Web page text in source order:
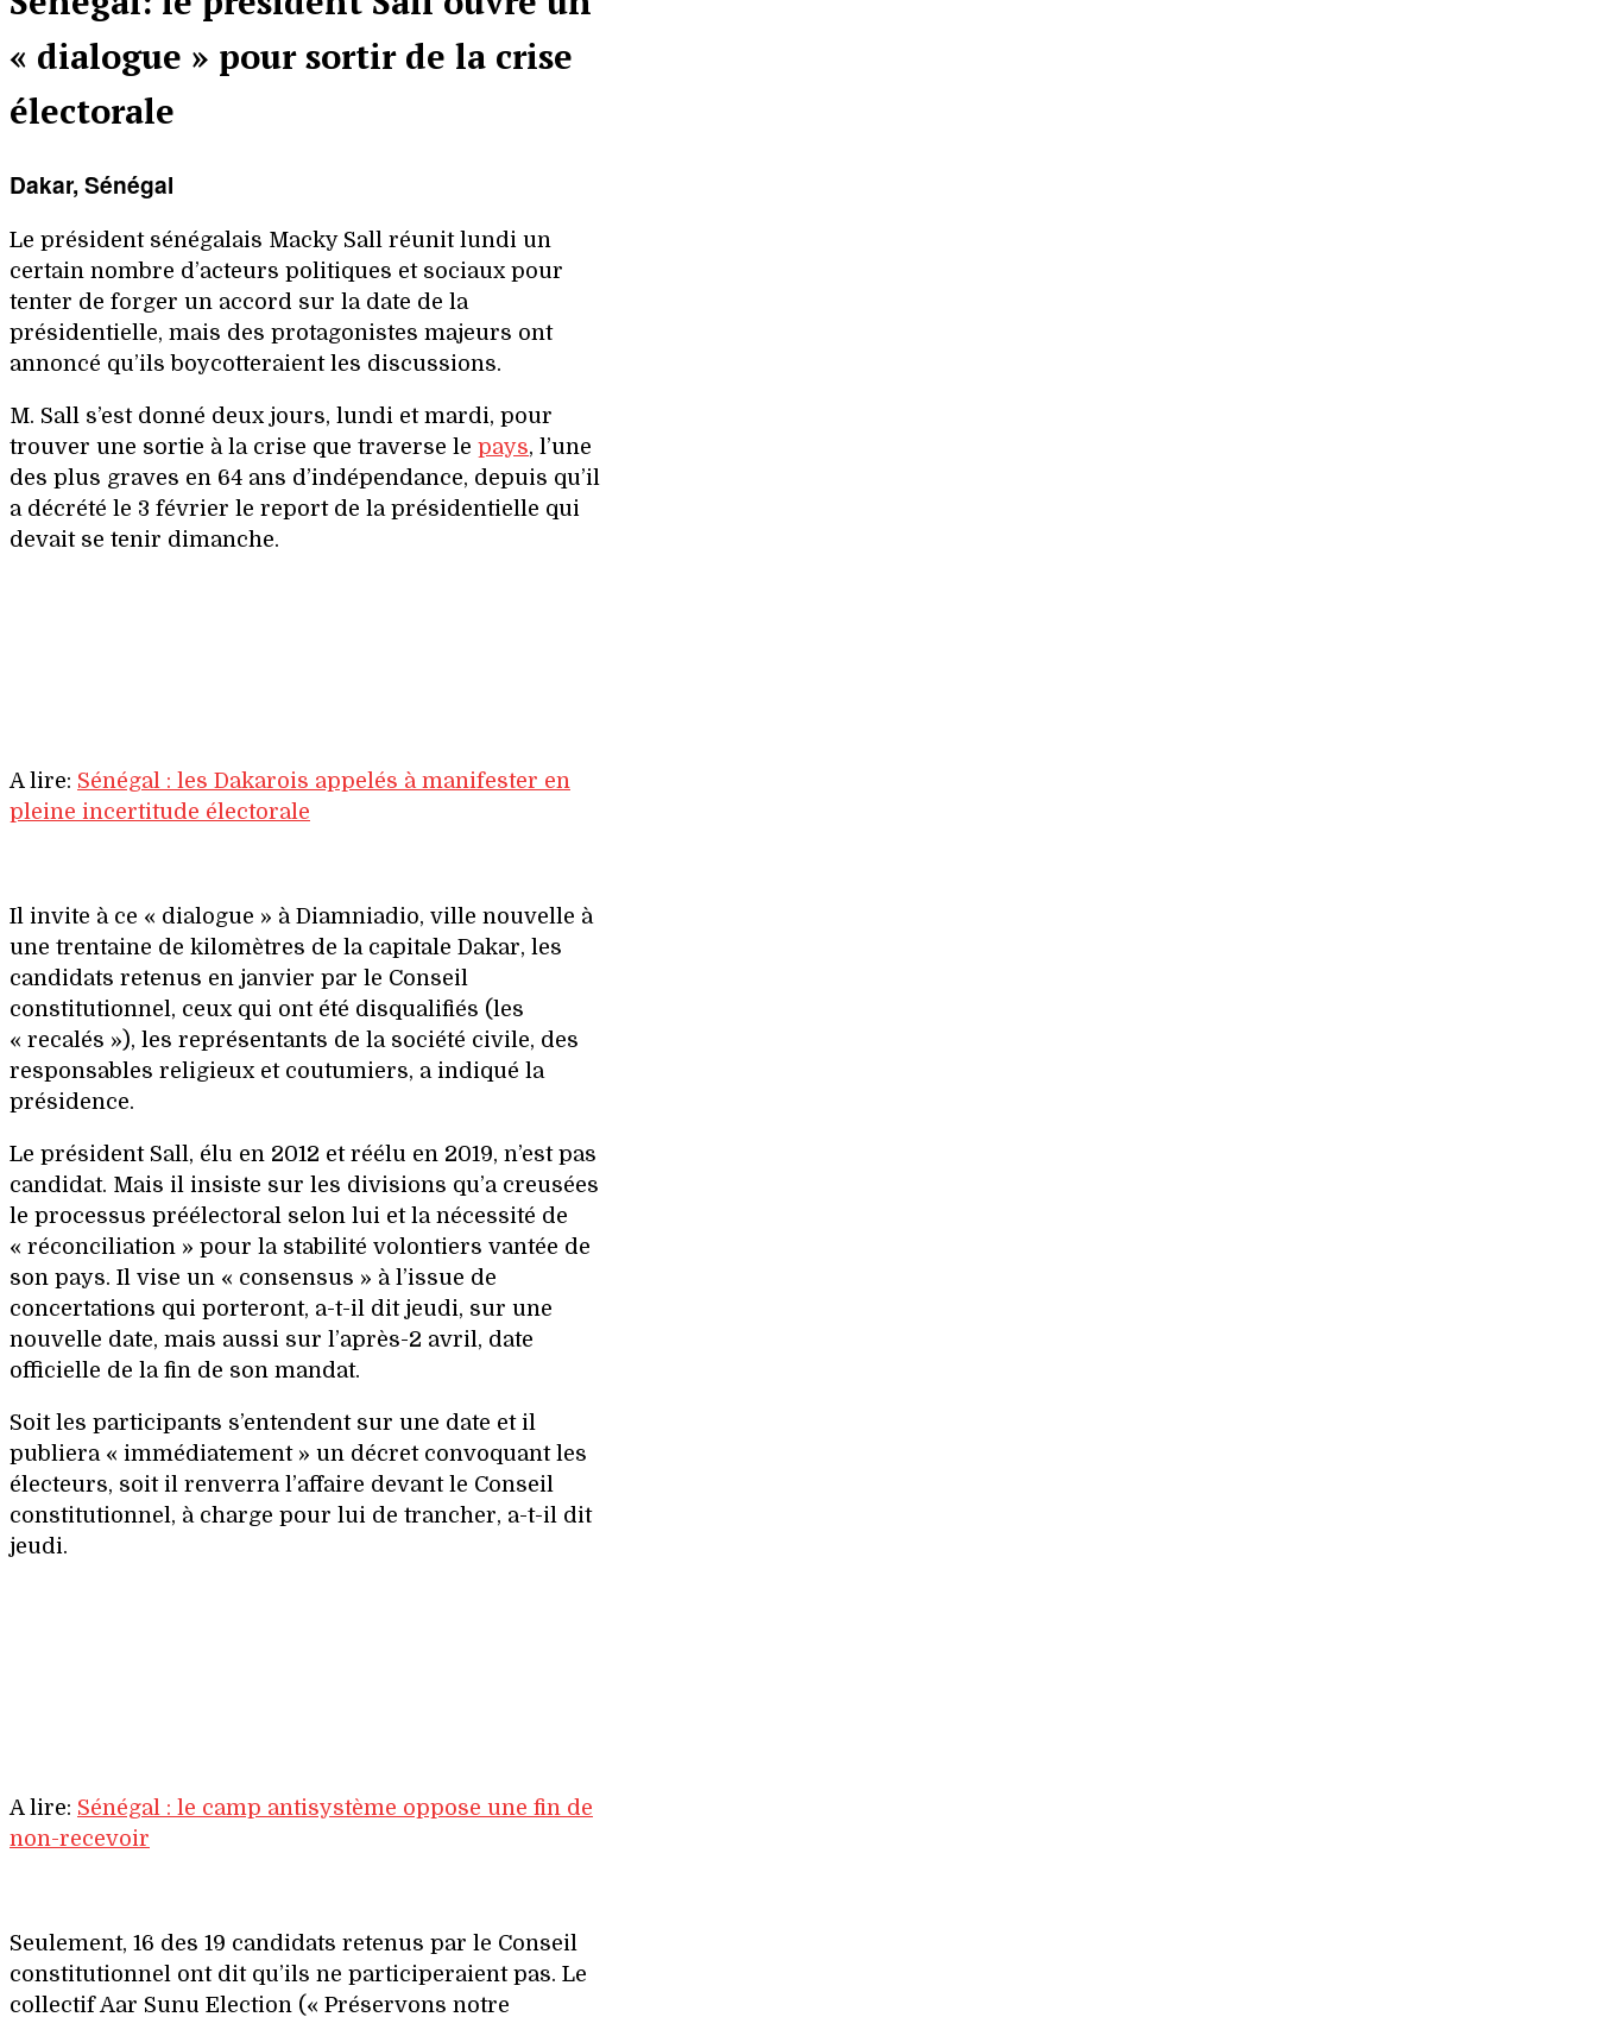
« dialogue » pour sortir de la crise
électorale
Dakar, Sénégal
Le président sénégalais Macky Sall réunit lundi un
certain nombre d’acteurs politiques et sociaux pour
tenter de forger un accord sur la date de la
présidentielle, mais des protagonistes majeurs ont
annoncé qu’ils boycotteraient les discussions.
M. Sall s’est donné deux jours, lundi et mardi, pour
trouver une sortie à la crise que traverse le pays, l’une
des plus graves en 64 ans d’indépendance, depuis qu’il
a décrété le 3 février le report de la présidentielle qui
devait se tenir dimanche.
A lire: Sénégal : les Dakarois appelés à manifester en
pleine incertitude électorale
Il invite à ce « dialogue » à Diamniadio, ville nouvelle à
une trentaine de kilomètres de la capitale Dakar, les
candidats retenus en janvier par le Conseil
constitutionnel, ceux qui ont été disqualifiés (les
« recalés »), les représentants de la société civile, des
responsables religieux et coutumiers, a indiqué la
présidence.
Le président Sall, élu en 2012 et réélu en 2019, n’est pas
candidat. Mais il insiste sur les divisions qu’a creusées
le processus préélectoral selon lui et la nécessité de
« réconciliation » pour la stabilité volontiers vantée de
son pays. Il vise un « consensus » à l’issue de
concertations qui porteront, a-t-il dit jeudi, sur une
nouvelle date, mais aussi sur l’après-2 avril, date
officielle de la fin de son mandat.
Soit les participants s’entendent sur une date et il
publiera « immédiatement » un décret convoquant les
électeurs, soit il renverra l’affaire devant le Conseil
constitutionnel, à charge pour lui de trancher, a-t-il dit
jeudi.
A lire: Sénégal : le camp antisystème oppose une fin de
non-recevoir
Seulement, 16 des 19 candidats retenus par le Conseil
constitutionnel ont dit qu’ils ne participeraient pas. Le
collectif Aar Sunu Election (« Préservons notre